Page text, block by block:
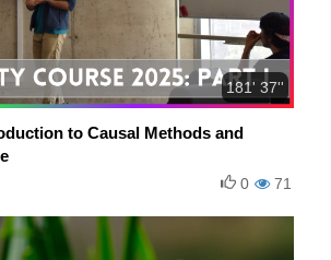
181' 37''
to Causal Methods and
71
0